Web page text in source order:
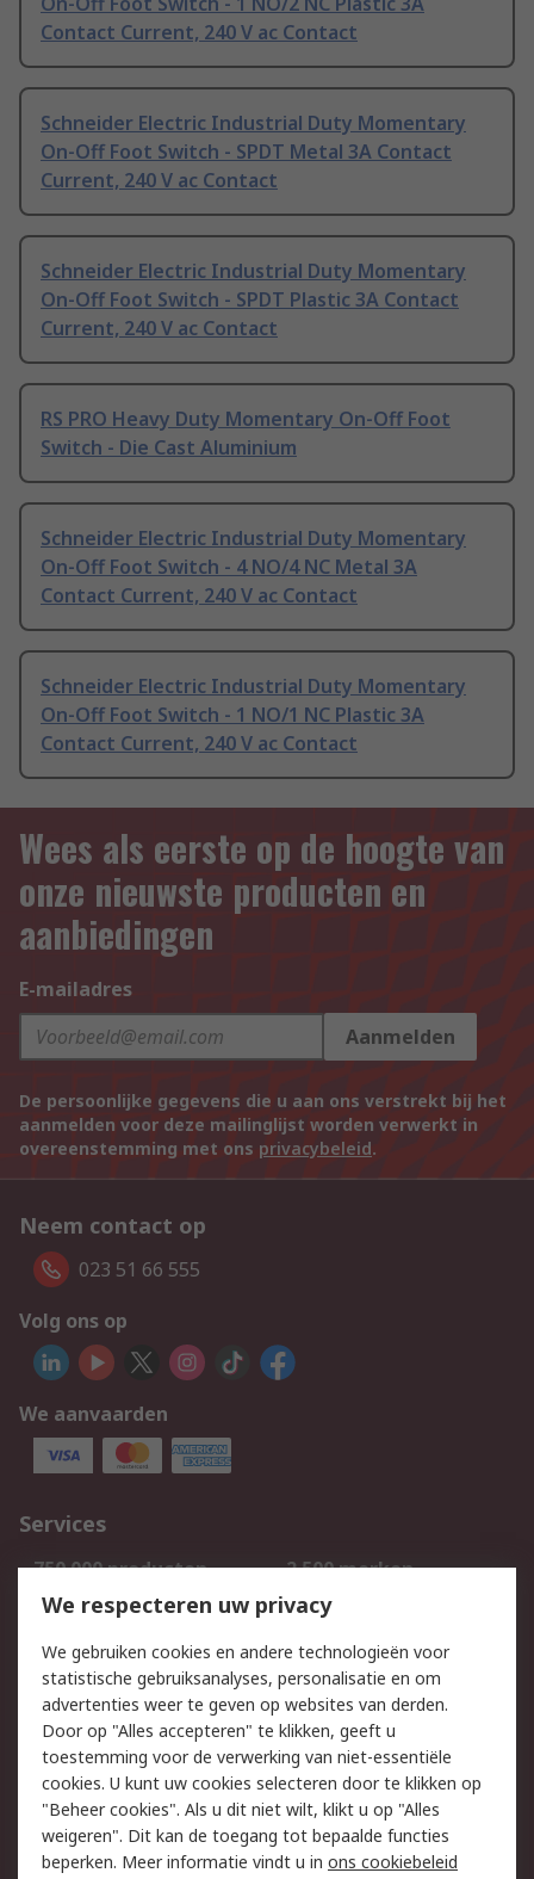
Contact Current, 240 V ac Contact
Schneider Electric Industrial Duty Momentary
On-Off Foot Switch - SPDT Metal 3A Contact
Current, 240 V ac Contact
Schneider Electric Industrial Duty Momentary
On-Off Foot Switch - SPDT Plastic 3A Contact
Current, 240 V ac Contact
RS PRO Heavy Duty Momentary On-Off Foot
Switch - Die Cast Aluminium
Schneider Electric Industrial Duty Momentary
On-Off Foot Switch - 4 NO/4 NC Metal 3A
Contact Current, 240 V ac Contact
Schneider Electric Industrial Duty Momentary
On-Off Foot Switch - 1 NO/1 NC Plastic 3A
Contact Current, 240 V ac Contact
Wees als eerste op de hoogte van
onze nieuwste producten en
aanbiedingen
E-mailadres
Aanmelden
De persoonlijke gegevens die u aan ons verstrekt bij het
aanmelden voor deze mailinglijst worden verwerkt in
overeenstemming met ons privacybeleid.
Neem contact op
023 51 66 555
Volg ons op
We aanvaarden
Services
750.000 producten
2.500 merken
Bestellen
Inkoopoplossingen
Track & Trace
Wettelijk
Cookiebeleid
Email veiligheid
Privacybeleid
Websitevoorwaarden
Algemene
verkoopvoorwaarden
We respecteren uw privacy
We gebruiken cookies en andere technologieën voor
statistische gebruiksanalyses, personalisatie en om
advertenties weer te geven op websites van derden.
Door op "Alles accepteren" te klikken, geeft u
toestemming voor de verwerking van niet-essentiële
cookies. U kunt uw cookies selecteren door te klikken op
"Beheer cookies". Als u dit niet wilt, klikt u op "Alles
weigeren". Dit kan de toegang tot bepaalde functies
beperken. Meer informatie vindt u in ons cookiebeleid